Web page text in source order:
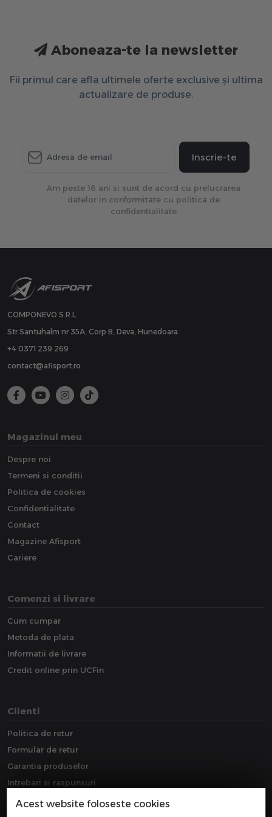
Aboneaza-te la newsletter
Fii primul care afla ultimele oferte exclusive și ultima
actualizare de produse.
Inscrie-te
Am peste 16 ani si sunt de acord cu prelucrarea
datelor in conformitate cu politica de
confidentialitate
COMPONEVO S.R.L.
Str Santuhalm nr 35A, Corp B, Deva, Hunedoara
+4 0371 239 269
contact@afisport.ro
Magazinul meu
Despre noi
Termeni si conditii
Politica de cookies
Confidentialitate
Contact
Magazine Afisport
Cariere
Comenzi si livrare
Cum cumpar
Metoda de plata
Informatii de livrare
Credit online prin UCFin
Clienti
Politica de retur
Formular de retur
Garantia produselor
Intrebari si raspunsuri
Downloads
Acest website foloseste cookies